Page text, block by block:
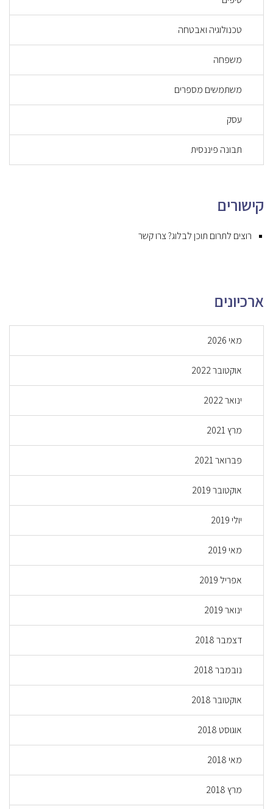
טכנולוגיה ואבטחה
משפחה
משתמשים מספרים
עסק
תבונה פיננסית
קישורים
רוצים לתרום תוכן לבלוג? צרו קשר
ארכיונים
מאי 2026
אוקטובר 2022
ינואר 2022
מרץ 2021
פברואר 2021
אוקטובר 2019
יולי 2019
מאי 2019
אפריל 2019
ינואר 2019
דצמבר 2018
נובמבר 2018
אוקטובר 2018
אוגוסט 2018
מאי 2018
מרץ 2018